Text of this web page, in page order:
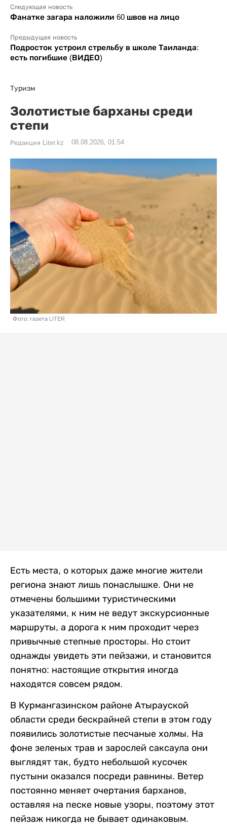
Следующая новость
Фанатке загара наложили 60 швов на лицо
Предыдущая новость
Подросток устроил стрельбу в школе Таиланда:
есть погибшие (ВИДЕО)
Туризм
Золотистые барханы среди
степи
Редакция Liter.kz 08.08.2026, 01:54
Фото: газета LITER
Есть места, о которых даже многие жители
региона знают лишь понаслышке. Они не
отмечены большими туристическими
указателями, к ним не ведут экскурсионные
маршруты, а дорога к ним проходит через
привычные степные просторы. Но стоит
однажды увидеть эти пейзажи, и становится
понятно: настоящие открытия иногда
находятся совсем рядом.
В Курмангазинском районе Атырауской
области среди бескрайней степи в этом году
появились золотистые песчаные холмы. На
фоне зеленых трав и зарослей саксаула они
выглядят так, будто небольшой кусочек
пустыни оказался посреди равнины. Ветер
постоянно меняет очертания барханов,
оставляя на песке новые узоры, поэтому этот
пейзаж никогда не бывает одинаковым.